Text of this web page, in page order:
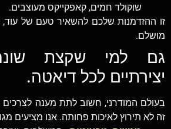
שוקולד חמים, קאפקייקס מעוצבים.
זו ההזדמנות שלכם להשאיר טעם של עוד,
מושלם.
גם למי שקצת
יצירתיים לכל דיאטה.
בעולם המודרני, חשוב לתת מענה לצרכים
זה לא תירוץ לאיכות פחותה. אנו מציעים